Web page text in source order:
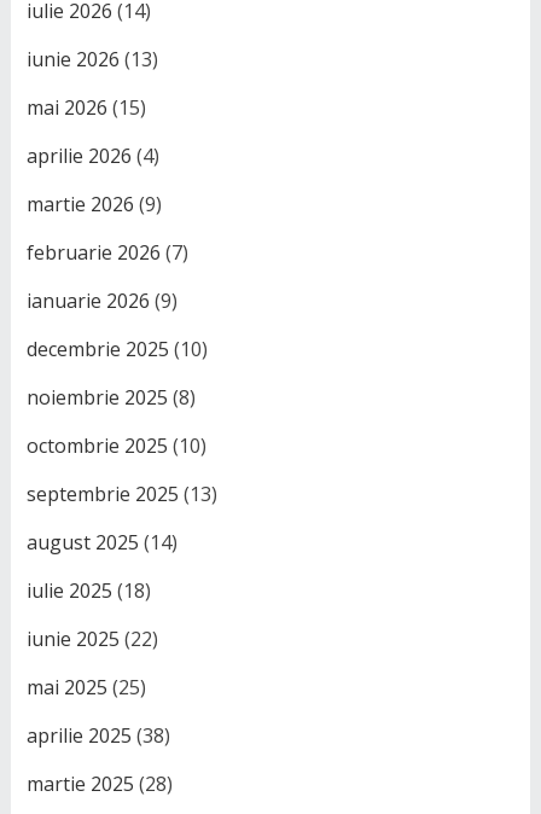
iulie 2026 (14)
iunie 2026 (13)
mai 2026 (15)
aprilie 2026 (4)
martie 2026 (9)
februarie 2026 (7)
ianuarie 2026 (9)
decembrie 2025 (10)
noiembrie 2025 (8)
octombrie 2025 (10)
septembrie 2025 (13)
august 2025 (14)
iulie 2025 (18)
iunie 2025 (22)
mai 2025 (25)
aprilie 2025 (38)
martie 2025 (28)